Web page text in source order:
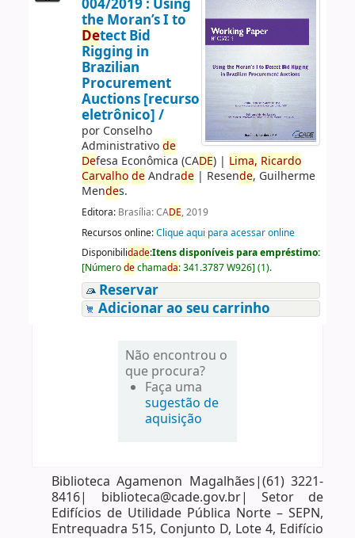
004/2019 : Using
the Moran’s I to
Detect Bid
Rigging in
Brazilian
Procurement
Auctions [recurso
eletrônico] /
por Conselho
Administrativode
Defesa Econômica (CADE)| Lima, Ricardo
Carvalho deAndrade| Resende, Guilherme
Mendes.
Editora: Brasília: CADE, 2019
Recursos online:Clique aqui para acessar online
Disponibilidade:Itens disponíveis para empréstimo:
[Númerodechamada:341.3787 W926] (1).
Reservar
Adicionar ao seu carrinho
Não encontrou o
que procura?
Faça uma
sugestão de
aquisição
Biblioteca Agamenon Magalhães|(61) 3221-
8416| biblioteca@cade.gov.br| Setor de
Edifícios de Utilidade Pública Norte – SEPN,
Entrequadra 515, Conjunto D, Lote 4, Edifício